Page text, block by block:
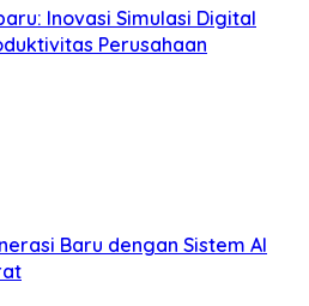
Inovasi Simulasi Digital
Perusahaan
Baru dengan Sistem AI